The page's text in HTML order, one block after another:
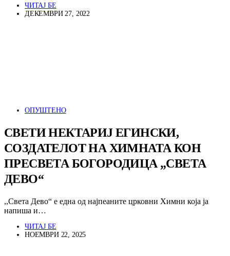
ЧИТАЈ БЕ
ДЕКЕМВРИ 27, 2022
ОПУШТЕНО
СВЕТИ НЕКТАРИЈ ЕГИНСКИ,
СОЗДАТЕЛОТ НА ХИМНАТА КОН
ПРЕСВЕТА БОГОРОДИЦА „СВЕТА
ДЕВО“
,,Света Дево“ е една од најпеаните црковни Химни која ја
напиша и…
ЧИТАЈ БЕ
НОЕМВРИ 22, 2025